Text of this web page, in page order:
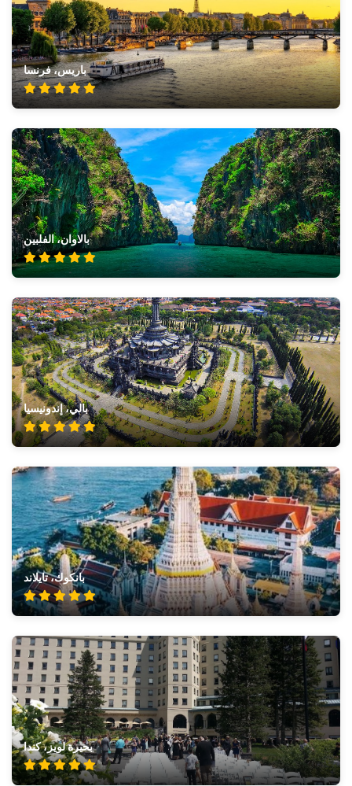
باريس، فرنسا
بالاوان، الفلبين
بالي، إندونيسيا
بانكوك، تايلاند
بحيرة لويز، كندا